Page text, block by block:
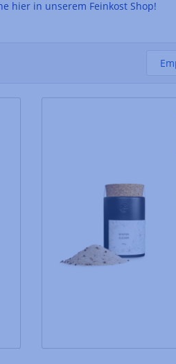
hier in unserem Feinkost Shop!